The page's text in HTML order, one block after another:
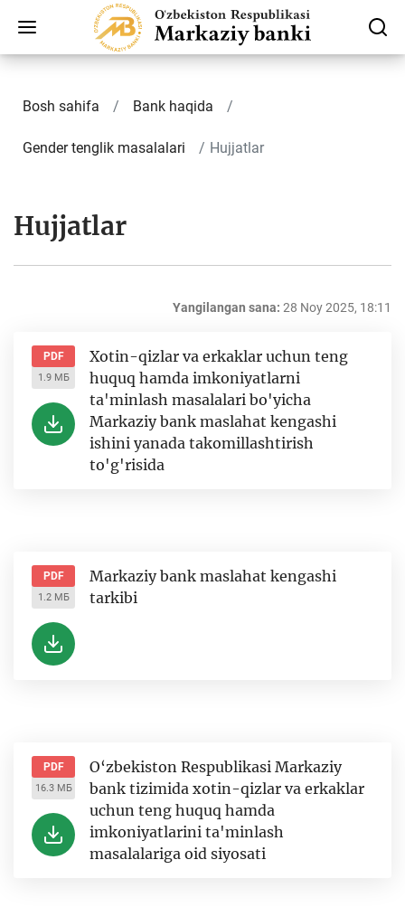
Bosh sahifa Bank haqida
Gender tenglik masalalari Hujjatlar
Hujjatlar
Yangilangan sana: 28 Noy 2025, 18:11
PDF
1.9 МБ
Xotin-qizlar va erkaklar uchun teng
huquq hamda imkoniyatlarni
ta'minlash masalalari bo'yicha
Markaziy bank maslahat kengashi
ishini yanada takomillashtirish
to'g'risida
PDF
1.2 МБ
Markaziy bank maslahat kengashi
tarkibi
PDF
16.3 МБ
O‘zbekiston Respublikasi Markaziy
bank tizimida xotin-qizlar va erkaklar
uchun teng huquq hamda
imkoniyatlarini ta'minlash
masalalariga oid siyosati